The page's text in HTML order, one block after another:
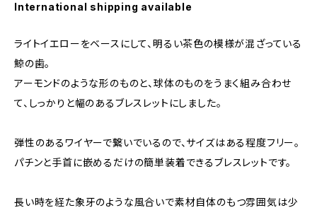
International shipping available
ライトイエローをベースにして、明るい茶色の模様が混ざっている
鯨の歯。
アーモンドのような形のものと、球体のものをうまく組み合わせ
て、しっかりと幅のあるブレスレットにしました。
弾性のあるワイヤーで繋いでいるので、サイズはある程度フリー。
パチンと手首に嵌めるだけの簡単装着できるブレスレットです。
長い時を経た象牙のような風合いで素材自体のもつ雰囲気は少